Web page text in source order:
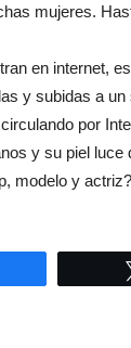
mujeres.
en internet,
y subidas a
por
y su piel
modelo y